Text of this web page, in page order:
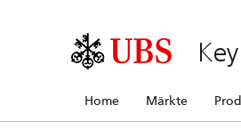
Home Märkte